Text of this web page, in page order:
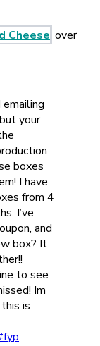
Cheese over
your
boxes
I have
from 4
I’ve
and
box? It
to see
Im
is